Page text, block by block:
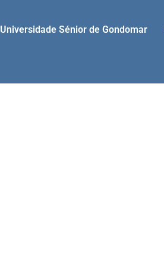
Universidade Sénior de Gondomar